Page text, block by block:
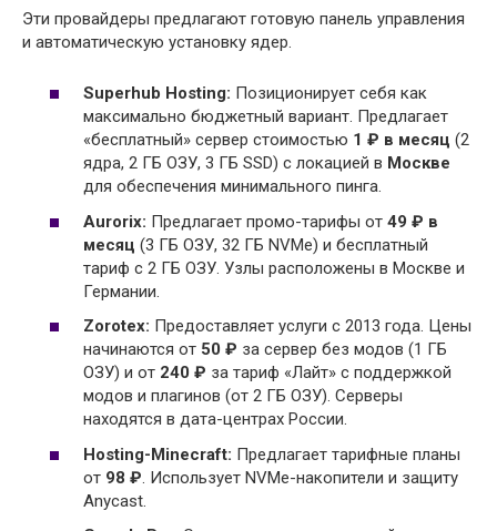
Эти провайдеры предлагают готовую панель управления
и автоматическую установку ядер.
Superhub Hosting: Позиционирует себя как
максимально бюджетный вариант. Предлагает
«бесплатный» сервер стоимостью 1 ₽ в месяц (2
ядра, 2 ГБ ОЗУ, 3 ГБ SSD) с локацией в Москве
для обеспечения минимального пинга.
Aurorix: Предлагает промо-тарифы от 49 ₽ в
месяц (3 ГБ ОЗУ, 32 ГБ NVMe) и бесплатный
тариф с 2 ГБ ОЗУ. Узлы расположены в Москве и
Германии.
Zorotex: Предоставляет услуги с 2013 года. Цены
начинаются от 50 ₽ за сервер без модов (1 ГБ
ОЗУ) и от 240 ₽ за тариф «Лайт» с поддержкой
модов и плагинов (от 2 ГБ ОЗУ). Серверы
находятся в дата-центрах России.
Hosting-Minecraft: Предлагает тарифные планы
от 98 ₽ . Использует NVMe-накопители и защиту
Anycast.